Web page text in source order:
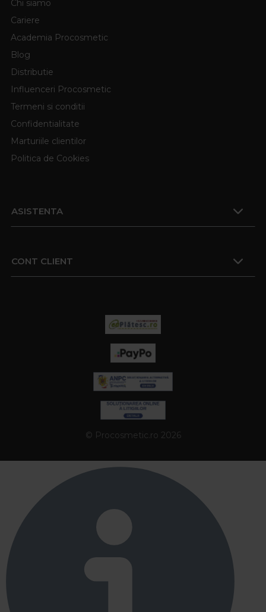
Chi siamo
Cariere
Academia Procosmetic
Blog
Distributie
Influenceri Procosmetic
Termeni si conditii
Confidentialitate
Marturiile clientilor
Politica de Cookies
ASISTENTA
CONT CLIENT
© Procosmetic.ro 2026